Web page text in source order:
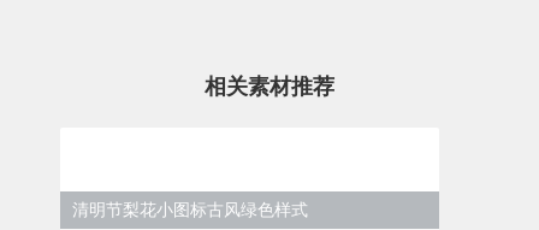
相关素材推荐
清明节梨花小图标古风绿色样式